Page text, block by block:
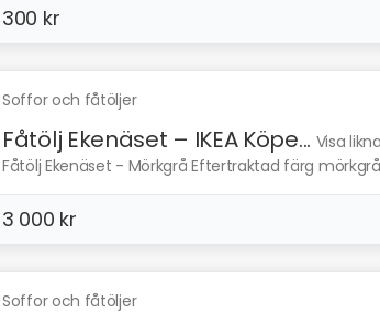
300 kr
Soffor och fåtöljer
Fåtölj Ekenäset – IKEA Köpe... Visa
Fåtölj Ekenäset - Mörkgrå Eftertraktad färg
3 000 kr
Soffor och fåtöljer